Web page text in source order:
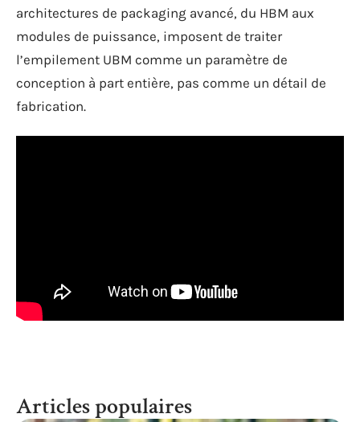
architectures de packaging avancé, du HBM aux
modules de puissance, imposent de traiter
l’empilement UBM comme un paramètre de
conception à part entière, pas comme un détail de
fabrication.
Articles populaires